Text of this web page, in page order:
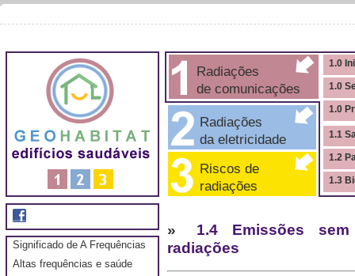
Radiações
de comunicações
Radiações
da eletricidade
Riscos de
radiações
1.0
1.0
1.0
1.1
1.2
1.3
Significado de A Frequências
Altas frequências e saúde
»
1.4 Emissões
radiações